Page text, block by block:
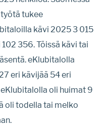
tukee
kävi 2025 3 015
356. Töissä kävi tai
eKlubitalolla
eri kävijää 54 eri
oli huimat 9
oli todella tai melko